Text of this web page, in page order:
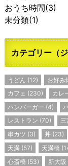
おうち時間(3)
未分類(1)
カテゴリー（
うどん (12) お好み
カフェ (230) カレ
ハンバーガー (4)
レストラン (70) 三
串カツ (3) 丼 (23)
天満 (57) 天満橋
心斎橋 (53) 新大阪